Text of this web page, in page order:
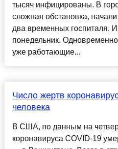
тысяч инфицированы. В
сложная обстановка,
два временных госпиталя.
понедельник.
уже работающие...
Число жертв
человека
В США, по данным на
коронавируса COVID-19